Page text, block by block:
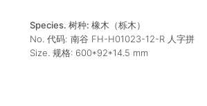
Species. 树种: 橡木（栎木）
No. 代码: 南谷 FH-H01023-12-R 人字拼
Size. 规格: 600*92*14.5 mm